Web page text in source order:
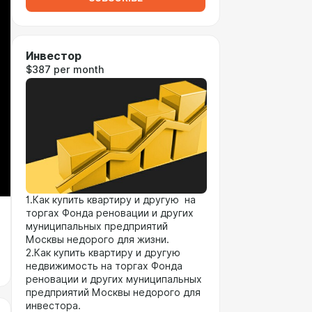
Инвестор
$387 per month
1.Как купить квартиру и другую на
торгах Фонда реновации и других
муниципальных предприятий
Москвы недорого для жизни.
2.Как купить квартиру и другую
недвижимость на торгах Фонда
реновации и других муниципальных
предприятий Москвы недорого для
инвестора.